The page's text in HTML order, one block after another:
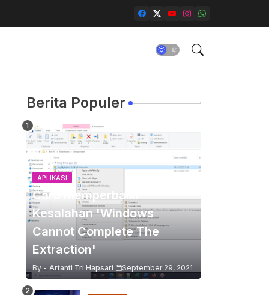
Berita Populer
APLIKASI
Cara Memperbaiki
Kesalahan 'Windows
Cannot Complete The
Extraction'
By - Artanti Tri Hapsari September 29, 2021